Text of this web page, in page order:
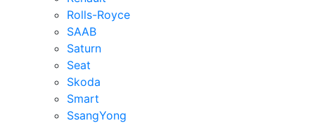
Rolls-Royce
SAAB
Saturn
Seat
Skoda
Smart
SsangYong